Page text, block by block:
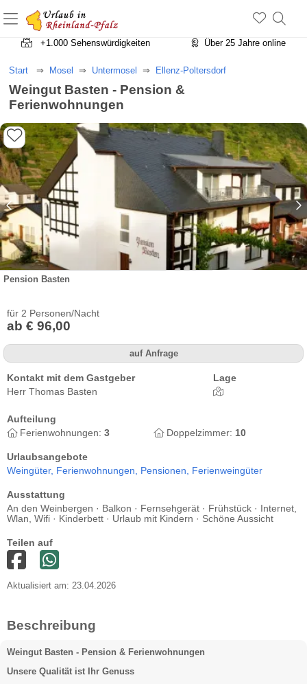
+1.500 Unterkünfte in Rheinland-Pfalz
+1.000 Sehenswürdigkeiten
Über 25 Jahre online
Start Mosel Untermosel Ellenz-Poltersdorf
Weingut Basten - Pension &
Ferienwohnungen
Pension Basten
für 2 Personen/Nacht
ab € 96,00
auf Anfrage
Kontakt mit dem Gastgeber
Herr Thomas Basten
Lage
Aufteilung
Ferienwohnungen: 3 Doppelzimmer: 10
Urlaubsangebote
Weingüter, Ferienwohnungen, Pensionen, Ferienweingüter
Ausstattung
An den Weinbergen · Balkon · Fernsehgerät · Frühstück · Internet,
Wlan, Wifi · Kinderbett · Urlaub mit Kindern · Schöne Aussicht
Teilen auf
Aktualisiert am: 23.04.2026
Beschreibung
Weingut Basten - Pension & Ferienwohnungen
Unsere Qualität ist Ihr Genuss